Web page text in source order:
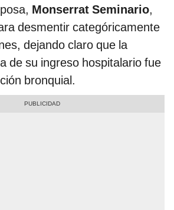
Monserrat Seminario,
desmentir categóricamente
dejando claro que la
de su ingreso hospitalario fue
bronquial.